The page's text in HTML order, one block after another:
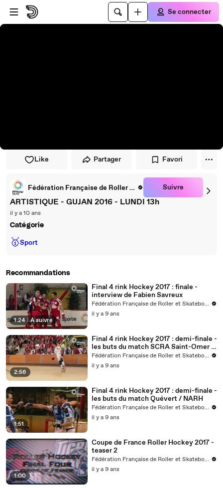
Passer au player
Passer au contenu principal
Se connecter
Like Partager Favori
Fédération Française de Roller et Skateboard Suivre
ARTISTIQUE - GUJAN 2016 - LUNDI 13h
il y a 10 ans
Catégorie
🥇Sport
Recommandations
1:24 | À suivre
Final 4 rink Hockey 2017 : finale -
interview de Fabien Savreux
Fédération Française de Roller et Skateboard
il y a 9 ans
2:56
Final 4 rink Hockey 2017 : demi-finale -
les buts du match SCRA Saint-Omer /
La Vendéenne
Fédération Française de Roller et Skateboard
il y a 9 ans
1:51
Final 4 rink Hockey 2017 : demi-finale -
les buts du match Quévert / NARH
Fédération Française de Roller et Skateboard
il y a 9 ans
1:00
Coupe de France Roller Hockey 2017 -
teaser 2
Fédération Française de Roller et Skateboard
il y a 9 ans